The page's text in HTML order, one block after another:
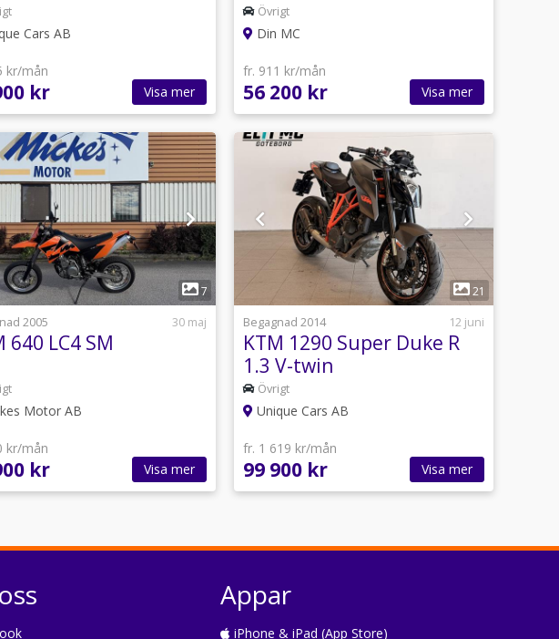
Cars AB
kr/mån
kr Visa mer
Övrigt
Din MC
fr. 911 kr/mån
56 200 kr Visa mer
1
7
2005
30 maj
640 LC4 SM
Motor AB
kr/mån
kr Visa mer
1
21
Begagnad 2014
12 juni
KTM 1290 Super Duke R
1.3 V-twin
Övrigt
Unique Cars AB
fr. 1 619 kr/mån
99 900 kr Visa mer
Appar
iPhone & iPad (App Store)